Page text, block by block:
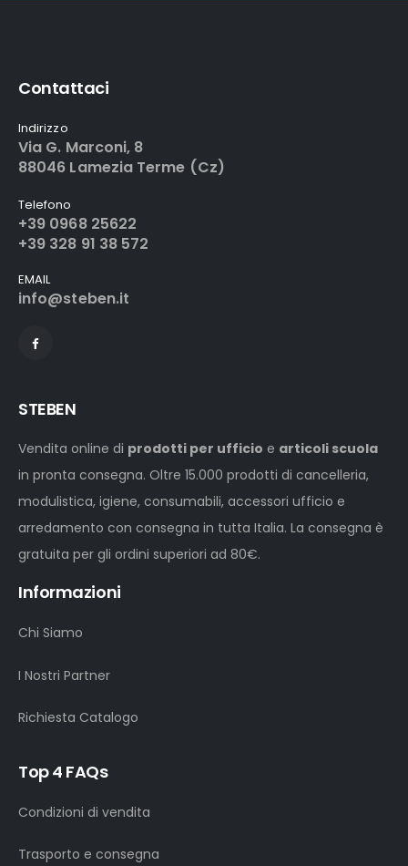
Contattaci
Indirizzo
Via G. Marconi, 8
88046 Lamezia Terme (Cz)
Telefono
+39 0968 25622
+39 328 91 38 572
EMAIL
info@steben.it
STEBEN
Vendita online di prodotti per ufficio e articoli scuola
in pronta consegna. Oltre 15.000 prodotti di cancelleria,
modulistica, igiene, consumabili, accessori ufficio e
arredamento con consegna in tutta Italia. La consegna è
gratuita per gli ordini superiori ad 80€.
Informazioni
Chi Siamo
I Nostri Partner
Richiesta Catalogo
Top 4 FAQs
Condizioni di vendita
Trasporto e consegna